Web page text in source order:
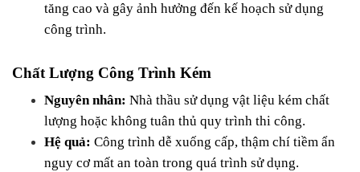
tăng cao và gây ảnh hưởng đến kế hoạch sử dụng
công trình.
Chất Lượng Công Trình Kém
Nguyên nhân: Nhà thầu sử dụng vật liệu kém chất
lượng hoặc không tuân thủ quy trình thi công.
Hệ quả: Công trình dễ xuống cấp, thậm chí tiềm ẩn
nguy cơ mất an toàn trong quá trình sử dụng.